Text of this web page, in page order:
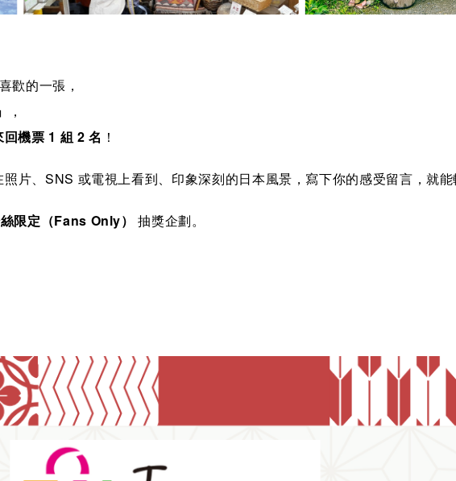
歡的一張，
，
機票 1 組 2 名 ！
片、SNS 或電視上看到、印象深刻的日本風景，寫下你的感受留言，就能
限定（Fans Only） 抽獎企劃。